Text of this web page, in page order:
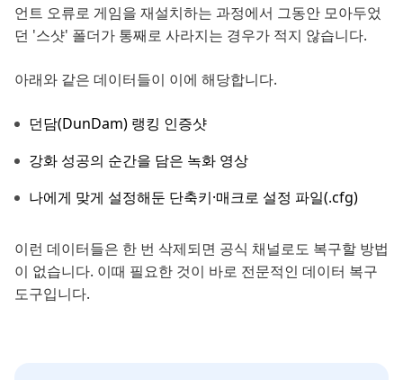
언트 오류로 게임을 재설치하는 과정에서 그동안 모아두었
던 '스샷' 폴더가 통째로 사라지는 경우가 적지 않습니다.
아래와 같은 데이터들이 이에 해당합니다.
던담(DunDam) 랭킹 인증샷
강화 성공의 순간을 담은 녹화 영상
나에게 맞게 설정해둔 단축키·매크로 설정 파일(.cfg)
이런 데이터들은 한 번 삭제되면 공식 채널로도 복구할 방법
이 없습니다. 이때 필요한 것이 바로 전문적인 데이터 복구
도구입니다.